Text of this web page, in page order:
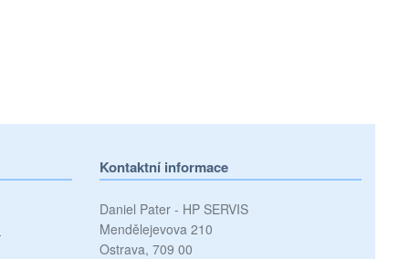
Kontaktní informace
Daniel Pater - HP SERVIS
Mendělejevova 210
Ostrava, 709 00